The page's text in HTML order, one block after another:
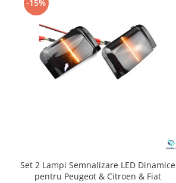
-15%
Set 2 Lampi Semnalizare LED Dinamice
pentru Peugeot & Citroen & Fiat